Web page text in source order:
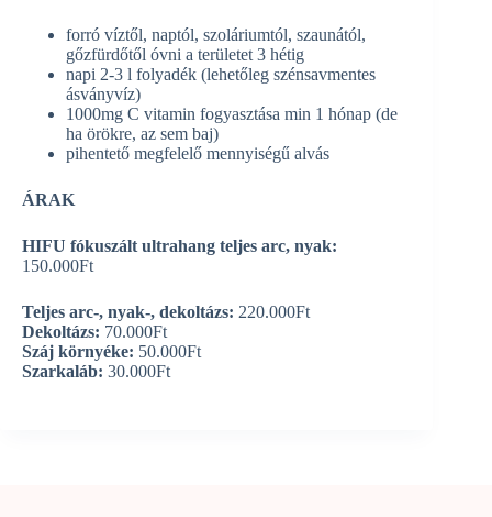
forró víztől, naptól, szoláriumtól, szaunától,
gőzfürdőtől óvni a területet 3 hétig
napi 2-3 l folyadék (lehetőleg szénsavmentes
ásványvíz)
1000mg C vitamin fogyasztása min 1 hónap (de
ha örökre, az sem baj)
pihentető megfelelő mennyiségű alvás
ÁRAK
HIFU fókuszált ultrahang teljes arc, nyak:
150.000Ft
Teljes arc-, nyak-, dekoltázs: 220.000Ft
Dekoltázs: 70.000Ft
Száj környéke: 50.000Ft
Szarkaláb: 30.000Ft